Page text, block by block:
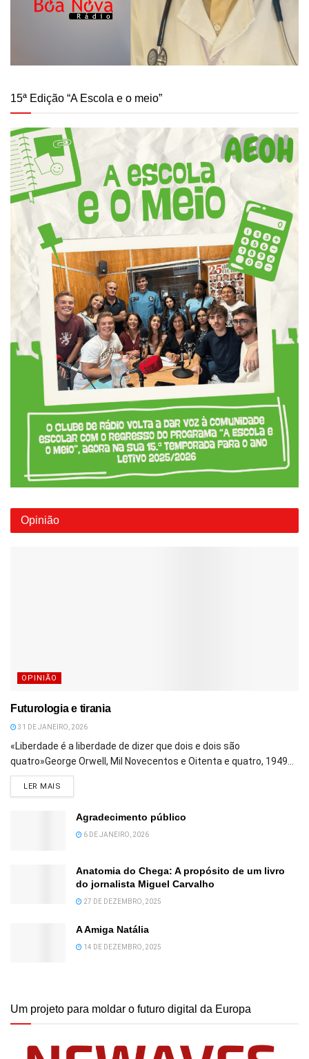
15ª Edição “A Escola e o meio”
Opinião
OPINIÃO
Futurologia e tirania
31 DE JANEIRO, 2026
«Liberdade é a liberdade de dizer que dois e dois são
quatro»George Orwell, Mil Novecentos e Oitenta e quatro, 1949...
LER MAIS
Agradecimento público
6 DE JANEIRO, 2026
Anatomia do Chega: A propósito de um livro
do jornalista Miguel Carvalho
27 DE DEZEMBRO, 2025
A Amiga Natália
14 DE DEZEMBRO, 2025
Um projeto para moldar o futuro digital da Europa